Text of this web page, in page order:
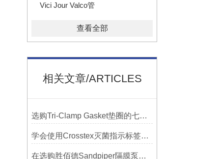
Vici Jour Valco管
查看全部
相关文章/ARTICLES
选购Tri-Clamp Gasket垫圈的七大要点
学会使用Crosstex灭菌指示标签提高无菌保证水平
在选购胜佰德Sandpiper隔膜泵时应该注意哪些关键参数？